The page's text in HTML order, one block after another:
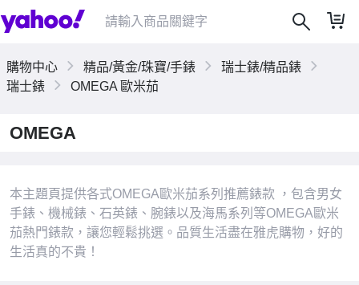
購物中心 精品/黃金/珠寶/手錶
瑞士錶/精品錶
瑞士錶
OMEGA 歐米茄
OMEGA
本主題頁提供各式OMEGA歐米茄系列推薦錶款 ，包含男女
手錶、機械錶、石英錶、腕錶以及海馬系列等OMEGA歐米
茄熱門錶款，讓您輕鬆挑選。品質生活盡在雅虎購物，好的
生活真的不貴！